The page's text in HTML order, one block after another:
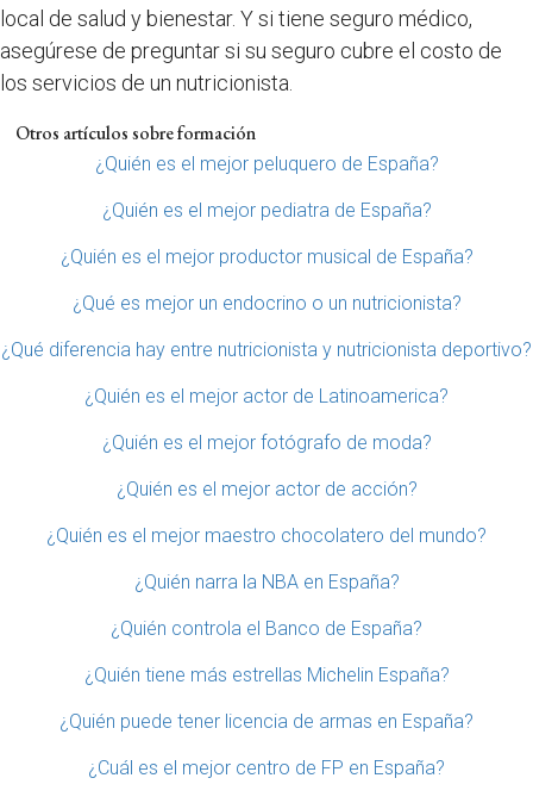
local de salud y bienestar. Y si tiene seguro médico,
asegúrese de preguntar si su seguro cubre el costo de
los servicios de un nutricionista.
Otros artículos sobre formación
¿Quién es el mejor peluquero de España?
¿Quién es el mejor pediatra de España?
¿Quién es el mejor productor musical de España?
¿Qué es mejor un endocrino o un nutricionista?
¿Qué diferencia hay entre nutricionista y nutricionista deportivo?
¿Quién es el mejor actor de Latinoamerica?
¿Quién es el mejor fotógrafo de moda?
¿Quién es el mejor actor de acción?
¿Quién es el mejor maestro chocolatero del mundo?
¿Quién narra la NBA en España?
¿Quién controla el Banco de España?
¿Quién tiene más estrellas Michelin España?
¿Quién puede tener licencia de armas en España?
¿Cuál es el mejor centro de FP en España?